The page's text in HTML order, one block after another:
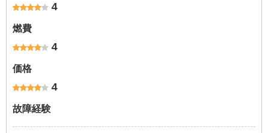
4
燃費
4
価格
4
故障経験